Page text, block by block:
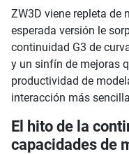
ZW3D viene repleta de
esperada versión le
continuidad G3 de
y un sinfín de mejoras
productividad de
interacción más
El hito de la
capacidades de